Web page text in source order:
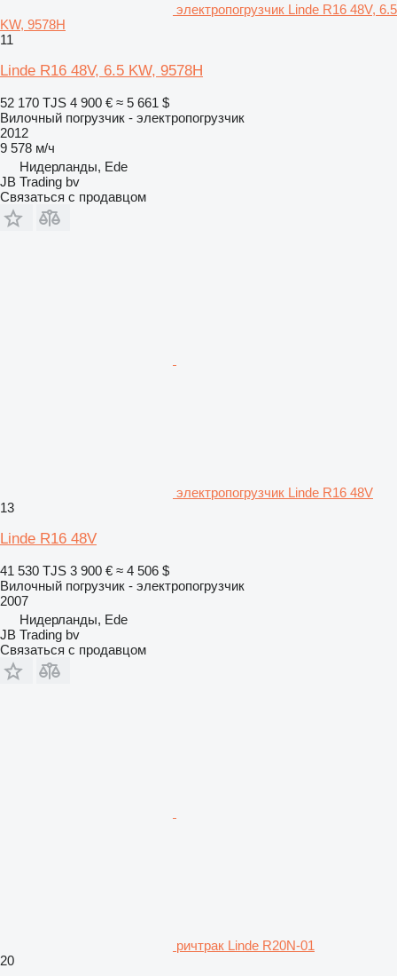
электропогрузчик Linde R16 48V, 6.5
KW, 9578H
11
Linde R16 48V, 6.5 KW, 9578H
52 170 TJS 4 900 € ≈ 5 661 $
Вилочный погрузчик - электропогрузчик
2012
9 578 м/ч
Нидерланды, Ede
JB Trading bv
Связаться с продавцом
электропогрузчик Linde R16 48V
13
Linde R16 48V
41 530 TJS 3 900 € ≈ 4 506 $
Вилочный погрузчик - электропогрузчик
2007
Нидерланды, Ede
JB Trading bv
Связаться с продавцом
ричтрак Linde R20N-01
20